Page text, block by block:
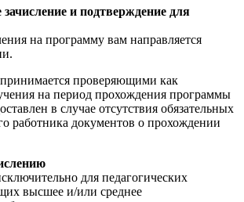
и подтверждение для
на программу вам направляется
проверяющими как
на период прохождения программы
в случае отсутствия обязательных
работника документов о прохождении
для педагогических
высшее и/или среднее